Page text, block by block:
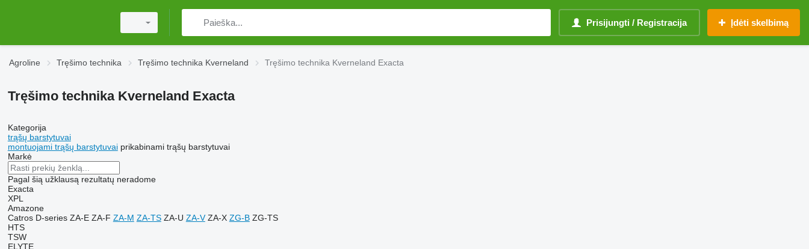
Prisijungti / Registracija Įdėti skelbimą
Agroline Tręšimo technika Tręšimo technika Kverneland Tręšimo technika Kverneland Exacta
Tręšimo technika Kverneland Exacta
Kategorija
trąšų barstytuvai
montuojami trąšų barstytuvai prikabinami trąšų barstytuvai
Markė
Pagal šią užklausą rezultatų neradome
Exacta
XPL
Amazone
Catros D-series ZA-E ZA-F ZA-M ZA-TS ZA-U ZA-V ZA-X ZG-B ZG-TS
HTS
TSW
ELYTE